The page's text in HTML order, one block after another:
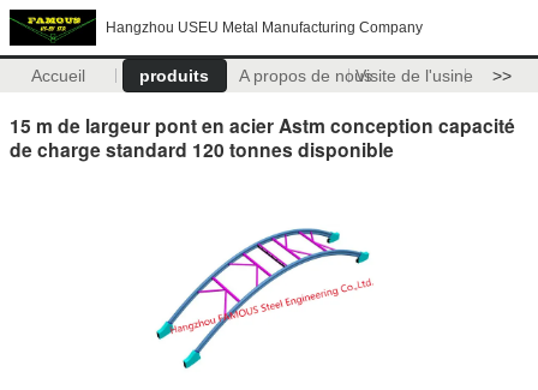
Hangzhou USEU Metal Manufacturing Company
Accueil produits A propos de nousVisite de l'usine >>
15 m de largeur pont en acier Astm conception capacité
de charge standard 120 tonnes disponible